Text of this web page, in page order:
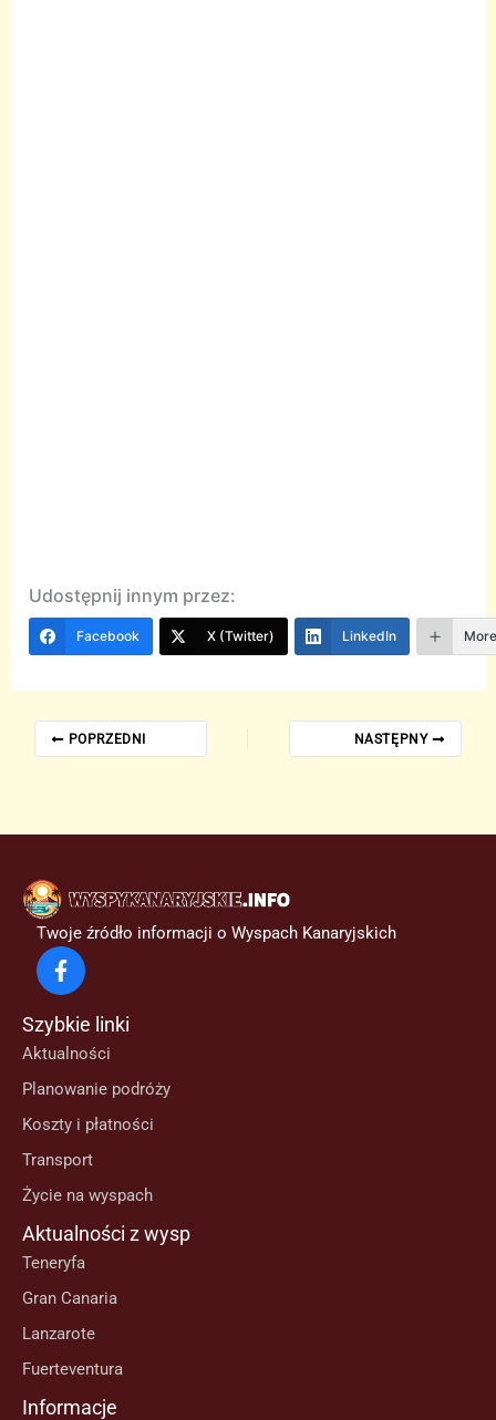
Udostępnij innym przez:
Facebook X (Twitter) LinkedIn
POPRZEDNI NASTĘPNY
Twoje źródło informacji o Wyspach Kanaryjskich
Szybkie linki
Aktualności
Planowanie podróży
Koszty i płatności
Transport
Życie na wyspach
Aktualności z wysp
Teneryfa
Gran Canaria
Lanzarote
Fuerteventura
Informacje